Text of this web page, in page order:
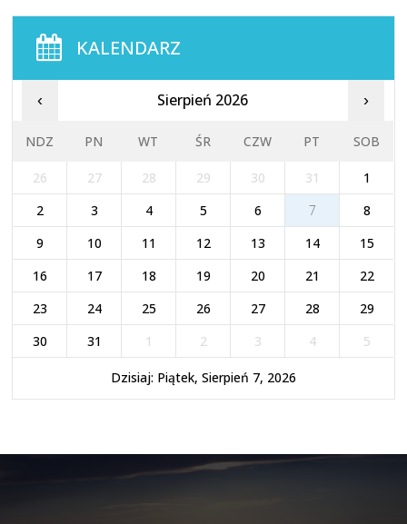
KALENDARZ
‹ Sierpień 2026 ›
NDZ PN WT ŚR CZW PT SOB
26 27 28 29 30 31
1
2
3 4 5 6 7
8
9
10 11 12 13 14
15
16
17 18 19 20 21
22
23
24 25 26 27 28
29
30
31 1 2 3 4 5
Dzisiaj: Piątek, Sierpień 7, 2026